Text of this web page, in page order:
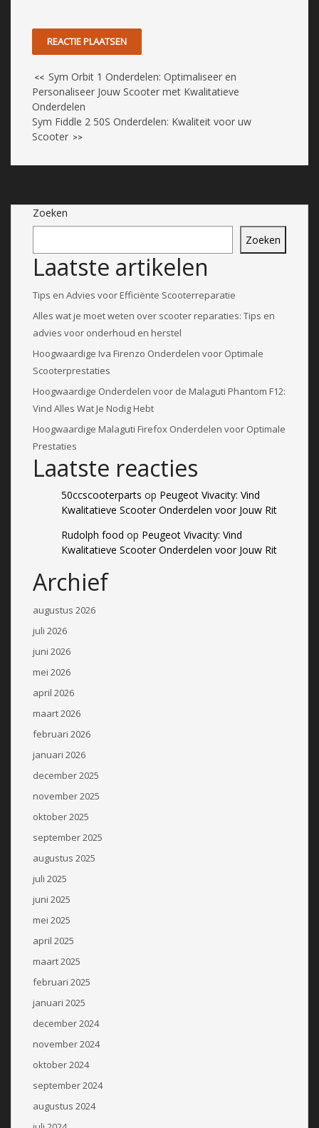
<< Sym Orbit 1 Onderdelen: Optimaliseer en
Personaliseer Jouw Scooter met Kwalitatieve
Onderdelen
Sym Fiddle 2 50S Onderdelen: Kwaliteit voor uw
Scooter >>
Zoeken
Zoeken
Laatste artikelen
Tips en Advies voor Efficiënte Scooterreparatie
Alles wat je moet weten over scooter reparaties: Tips en
advies voor onderhoud en herstel
Hoogwaardige Iva Firenzo Onderdelen voor Optimale
Scooterprestaties
Hoogwaardige Onderdelen voor de Malaguti Phantom F12:
Vind Alles Wat Je Nodig Hebt
Hoogwaardige Malaguti Firefox Onderdelen voor Optimale
Prestaties
Laatste reacties
50ccscooterparts op Peugeot Vivacity: Vind
Kwalitatieve Scooter Onderdelen voor Jouw Rit
Rudolph food op Peugeot Vivacity: Vind
Kwalitatieve Scooter Onderdelen voor Jouw Rit
Archief
augustus 2026
juli 2026
juni 2026
mei 2026
april 2026
maart 2026
februari 2026
januari 2026
december 2025
november 2025
oktober 2025
september 2025
augustus 2025
juli 2025
juni 2025
mei 2025
april 2025
maart 2025
februari 2025
januari 2025
december 2024
november 2024
oktober 2024
september 2024
augustus 2024